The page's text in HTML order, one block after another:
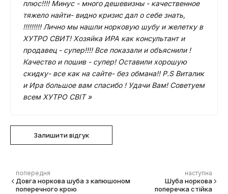
плюс!!!! Минус - много дешевизны - качественное
тяжело найти- видно кризис дал о себе знать,
!!!!!!!!! Лично мы нашли норковую шубу и желетку в
ХУТРО СВИТ! Хозяйка ИРА как консультант и
продавец - супер!!!! Все показали и объяснили !
Качество и пошив - супер! Оставили хорошую
скидку- все как на сайте- без обмана!! P.S Виталик
и Ира большое вам спасибо ! Удачи Вам! Советуем
всем ХУТРО СВІТ »
Залишити відгук
попередня
Довга норкова шуба з капюшоном
поперечного крою
наступна
Шуба норкова
поперечка стійка